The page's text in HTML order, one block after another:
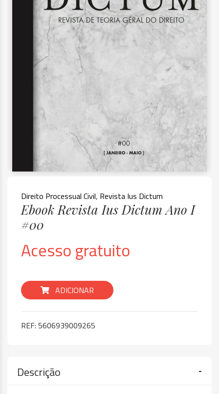
Direito Processual Civil, Revista Ius Dictum
Ebook Revista Ius Dictum Ano I
#00
Acesso gratuito
ADICIONAR
REF: 5606939009265
Descrição